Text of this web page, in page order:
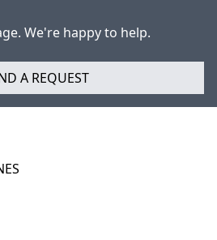
We're happy to help.
A REQUEST